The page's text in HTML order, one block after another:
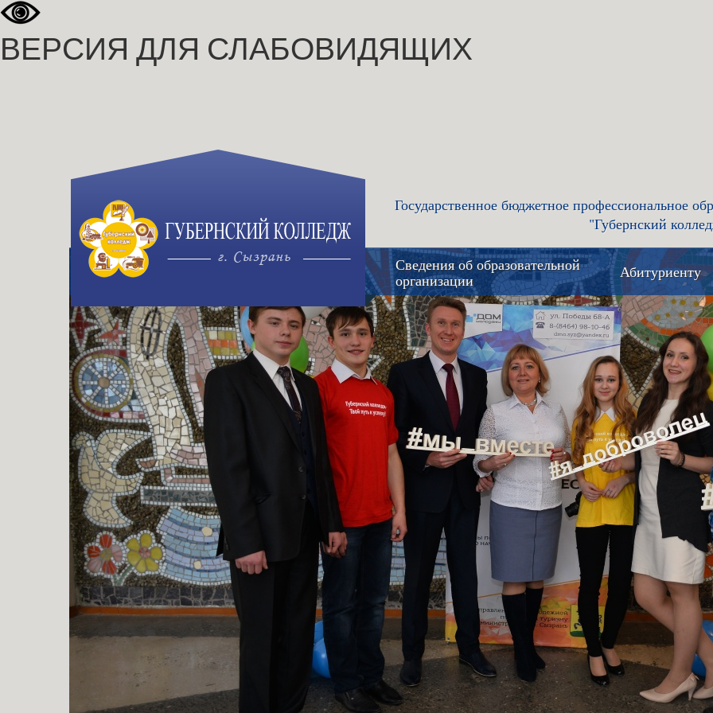
ВЕРСИЯ ДЛЯ СЛАБОВИДЯЩИХ
Государственное бюджетное профессиональное
"Губернский
Сведения об образовательной
организации
Основные сведения
Структура и органы управления
образовательной организацией
Документы
Образование
Руководство
Педагогический состав
Материально-техническое
обеспечение и оснащенность
образовательного процесса.
Доступная среда
Платные образовательные услуги
Финансово-хозяйственная
деятельность
Вакантные места для приема
(перевода) обучающихся
Абитуриенту
Приемная
приёма
Условия
Перечень
для
Перечень
испытаний
Приём
форме
осмотр